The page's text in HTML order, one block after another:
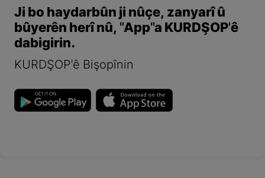
Ji bo haydarbûn ji nûçe, zanyarî û
bûyerên herî nû, "App"a KURDŞOP'ê
dabigirin.
KURDŞOP'ê Bişopînin